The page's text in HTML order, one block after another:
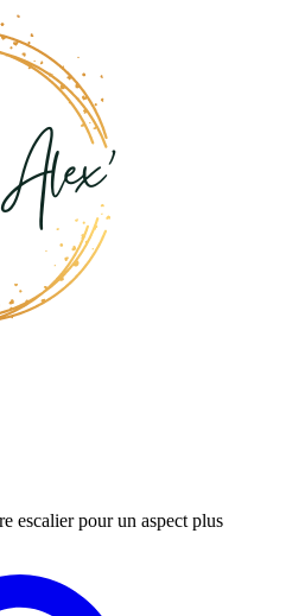
escalier pour un aspect plus